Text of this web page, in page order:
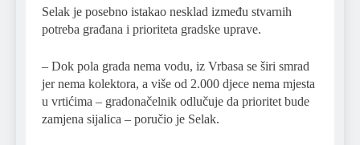
Selak je posebno istakao nesklad između stvarnih
potreba građana i prioriteta gradske uprave.
– Dok pola grada nema vodu, iz Vrbasa se širi smrad
jer nema kolektora, a više od 2.000 djece nema mjesta
u vrtićima – gradonačelnik odlučuje da prioritet bude
zamjena sijalica – poručio je Selak.